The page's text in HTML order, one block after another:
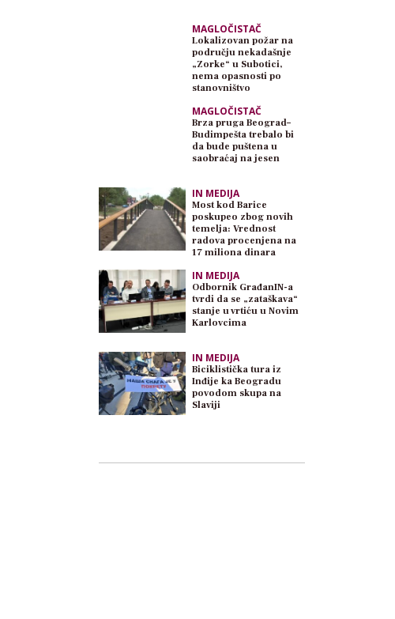
MAGLOČISTAČ
Lokalizovan požar na
području nekadašnje
„Zorke“ u Subotici,
nema opasnosti po
stanovništvo
MAGLOČISTAČ
Brza pruga Beograd–
Budimpešta trebalo bi
da bude puštena u
saobraćaj na jesen
IN MEDIJA
Most kod Barice
poskupeo zbog novih
temelja: Vrednost
radova procenjena na
17 miliona dinara
IN MEDIJA
Odbornik GrađanIN-a
tvrdi da se „zataškava“
stanje u vrtiću u Novim
Karlovcima
IN MEDIJA
Biciklistička tura iz
Inđije ka Beogradu
povodom skupa na
Slaviji